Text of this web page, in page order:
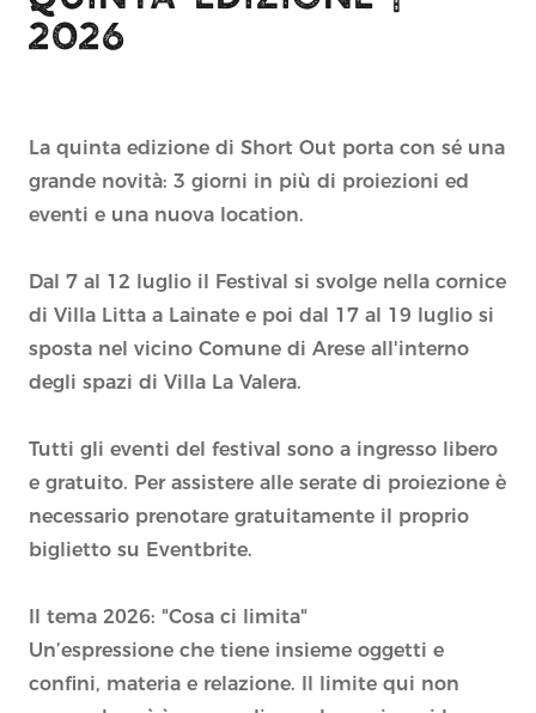
2026
La quinta edizione di Short Out porta con sé una
grande novità: 3 giorni in più di proiezioni ed
eventi e una nuova location.
Dal 7 al 12 luglio il Festival si svolge nella cornice
di Villa Litta a Lainate e poi dal 17 al 19 luglio si
sposta nel vicino Comune di Arese all'interno
degli spazi di Villa La Valera.
Tutti gli eventi del festival sono a ingresso libero
e gratuito. Per assistere alle serate di proiezione è
necessario prenotare gratuitamente il proprio
biglietto su Eventbrite.
Il tema 2026: "Cosa ci limita"
Un’espressione che tiene insieme oggetti e
confini, materia e relazione. Il limite qui non